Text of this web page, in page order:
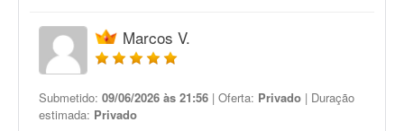
Marcos V.
Submetido: 09/06/2026 às 21:56 | Oferta: Privado | Duração
estimada: Privado